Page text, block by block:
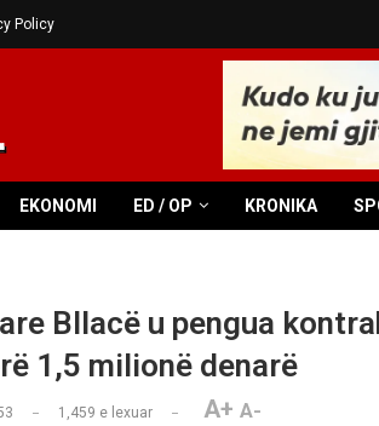
Policy
EKONOMI ED / OP KRONIKA
Bllacë u pengua
1,5 milionë denarë
1,459 e lexuar A+ A-